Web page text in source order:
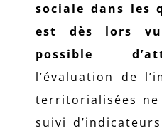
sociale dans les
est dès lors
possible
l’évaluation de
territorialisées
suivi